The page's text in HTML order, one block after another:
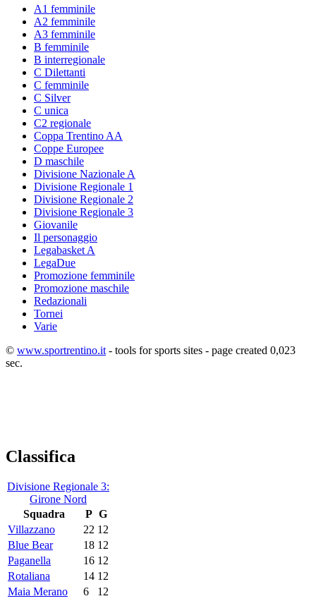
A1 femminile
A2 femminile
A3 femminile
B femminile
B interregionale
C Dilettanti
C femminile
C Silver
C unica
C2 regionale
Coppa Trentino AA
Coppe Europee
D maschile
Divisione Nazionale A
Divisione Regionale 1
Divisione Regionale 2
Divisione Regionale 3
Giovanile
Il personaggio
Legabasket A
LegaDue
Promozione femminile
Promozione maschile
Redazionali
Tornei
Varie
© www.sportrentino.it - tools for sports sites - page created 0,023
sec.
Classifica
Divisione Regionale 3:
Girone Nord
Squadra
P G
Villazzano
22 12
Blue Bear
18 12
Paganella
16 12
Rotaliana
14 12
Maia Merano
6
12